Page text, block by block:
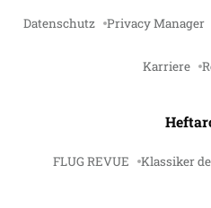
Datenschutz Privacy Manager
Karriere
FLUG REVUE Klassiker